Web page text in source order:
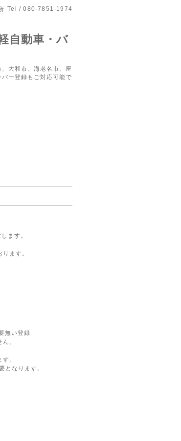
Tel / 080-7851-1974
自動車・バ
大和市、海老名市、座
ー登録もご対応可能で
ます。
ます。
無い登録
。
す。
となります。